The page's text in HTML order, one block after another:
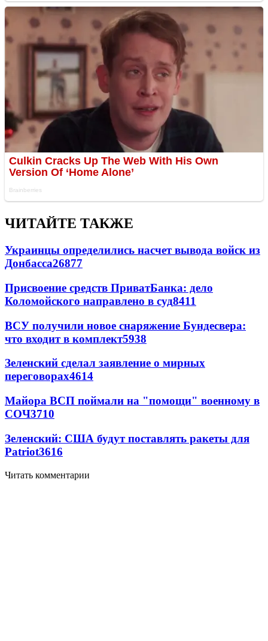
ЧИТАЙТЕ ТАКЖЕ
Украинцы определились насчет вывода войск из
Донбасса26877
Присвоение средств ПриватБанка: дело
Коломойского направлено в суд8411
ВСУ получили новое снаряжение Бундесвера:
что входит в комплект5938
Зеленский сделал заявление о мирных
переговорах4614
Майора ВСП поймали на "помощи" военному в
СОЧ3710
Зеленский: США будут поставлять ракеты для
Patriot3616
Читать комментарии